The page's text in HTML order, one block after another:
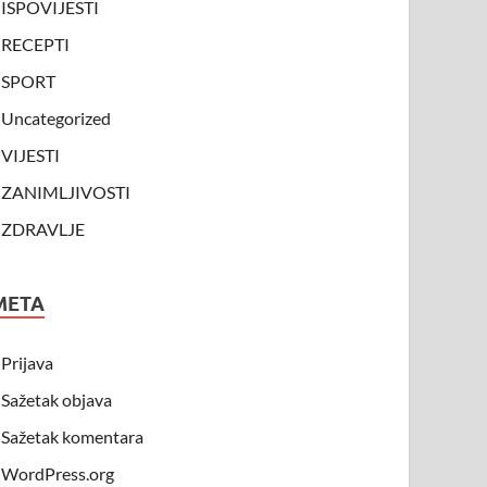
ISPOVIJESTI
RECEPTI
SPORT
Uncategorized
VIJESTI
ZANIMLJIVOSTI
ZDRAVLJE
Prijava
Sažetak objava
Sažetak komentara
WordPress.org